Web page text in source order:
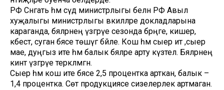
РФ Сәнәгать һәм сәүдә министрлыгы белән РФ Авыл
хуҗалыгы министрлыгы вәкилләре докладларына
караганда, бәяләрнең үзгәрүе сезонда бәрәңге, кишер,
кәбестә, суган бәясе төшүгә бәйле. Кош һәм сыер ит ,сыер
мае, дуңгыз ите һәм балык бәяләре арту күзәтелә. Бәяләрнең
кинәт үзгәрүе теркәлмәгән.
Сыер һәм кош ите бәясе 2,5 процентка арткан, балык –
1,4 процентка. Сөт продукциясе сизелерлек артмаган.